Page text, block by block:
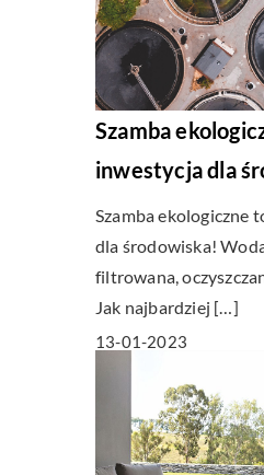
Szamba
inwestycja dla
Szamba ekologiczne
dla środowiska!
filtrowana,
Jak najbardziej […]
13-01-2023